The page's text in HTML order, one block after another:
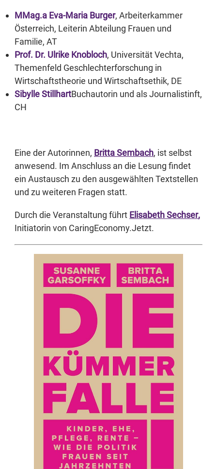
MMag.a Eva-Maria Burger, Arbeiterkammer
Österreich, Leiterin Abteilung Frauen und
Familie, AT
Prof. Dr. Ulrike Knobloch, Universität Vechta,
Themenfeld Geschlechterforschung in
Wirtschaftstheorie und Wirtschaftsethik, DE
Sibylle StillhartBuchautorin und als Journalistinft,
CH
Eine der Autorinnen, Britta Sembach, ist selbst
anwesend. Im Anschluss an die Lesung findet
ein Austausch zu den ausgewählten Textstellen
und zu weiteren Fragen statt.
Durch die Veranstaltung führt Elisabeth Sechser,
Initiatorin von CaringEconomy.Jetzt.